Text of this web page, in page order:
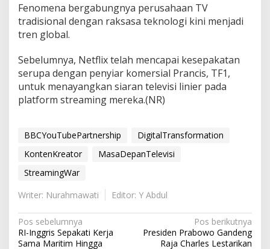
Fenomena bergabungnya perusahaan TV
tradisional dengan raksasa teknologi kini menjadi
tren global.
Sebelumnya, Netflix telah mencapai kesepakatan
serupa dengan penyiar komersial Prancis, TF1,
untuk menayangkan siaran televisi linier pada
platform streaming mereka.(NR)
BBCYouTubePartnership
DigitalTransformation
KontenKreator
MasaDepanTelevisi
StreamingWar
Writer: Nurahmawati
Editor: Y Abdul
N
a
Pos sebelumnya
RI-Inggris Sepakati Kerja
Sama Maritim Hingga
Pos berikutnya
Presiden Prabowo Gandeng
Raja Charles Lestarikan